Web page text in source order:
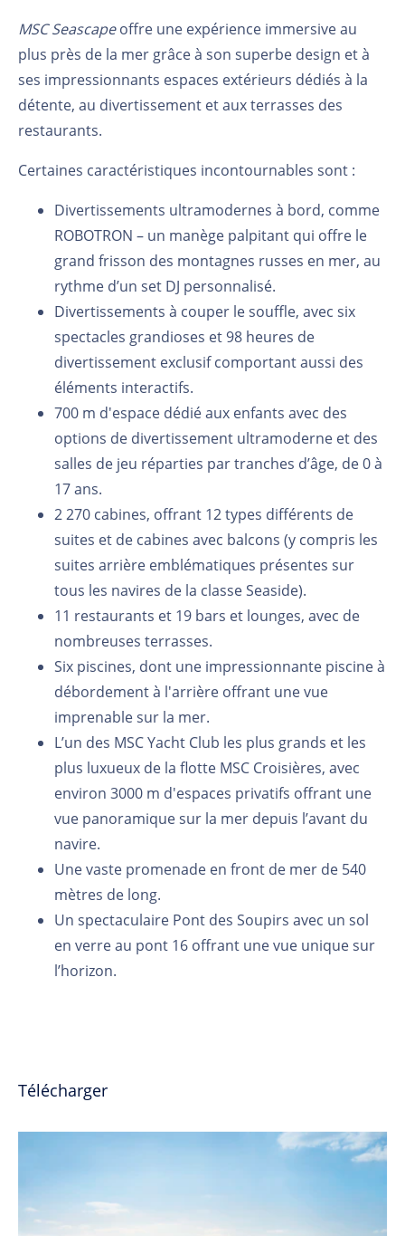
MSC Seascapeoffre une expérience immersive au
plus près de la mer grâce à son superbe design et à
ses impressionnants espaces extérieurs dédiés à la
détente, au divertissement et aux terrasses des
restaurants.
Certaines caractéristiques incontournables sont :
Divertissements ultramodernes à bord, comme
ROBOTRON – un manège palpitant qui offre le
grand frisson des montagnes russes en mer, au
rythme d’un set DJ personnalisé.
Divertissements à couper le souffle, avec six
spectacles grandioses et 98 heures de
divertissement exclusif comportant aussi des
éléments interactifs.
700 m d'espace dédié aux enfants avec des
options de divertissement ultramoderne et des
salles de jeu réparties par tranches d’âge, de 0 à
17 ans.
2 270 cabines, offrant 12 types différents de
suites et de cabines avec balcons (y compris les
suites arrière emblématiques présentes sur
tous les navires de la classe Seaside).
11 restaurants et 19 bars et lounges, avec de
nombreuses terrasses.
Six piscines, dont une impressionnante piscine à
débordement à l'arrière offrant une vue
imprenable sur la mer.
L’un des MSC Yacht Club les plus grands et les
plus luxueux de la flotte MSC Croisières, avec
environ 3000 m d'espaces privatifs offrant une
vue panoramique sur la mer depuis l’avant du
navire.
Une vaste promenade en front de mer de 540
mètres de long.
Un spectaculaire Pont des Soupirs avec un sol
en verre au pont 16 offrant une vue unique sur
l’horizon.
Télécharger